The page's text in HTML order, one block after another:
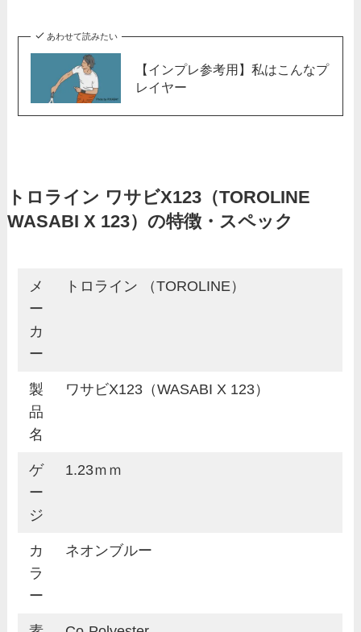
あわせて読みたい
【インプレ参考用】私はこんなプ
レイヤー
トロライン ワサビX123（TOROLINE
WASABI X 123）の特徴・スペック
メ
ー
カ
ー
トロライン （TOROLINE）
製
品
名
ワサビX123（WASABI X 123）
ゲ
ー
ジ
1.23ｍｍ
カ
ラ
ー
ネオンブルー